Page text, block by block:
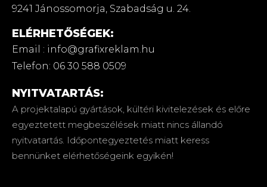
9241 Jánossomorja, Szabadság u. 24.
ELÉRHETŐSÉGEK:
Email : info@grafixreklam.hu
Telefon: 06 30 588 0509
NYITVATARTÁS:
A projektalapú gyártások, kültéri kivitelezések és előre
egyeztetett megbeszélések miatt nincs állandó
nyitvatartás. Időpontegyeztetés miatt keress
bennünket elérhetőségeink egyikén!